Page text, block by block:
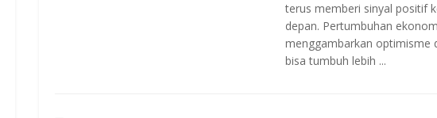
terus memberi sinyal positif
depan. Pertumbuhan
menggambarkan optimisme
bisa tumbuh lebih ...